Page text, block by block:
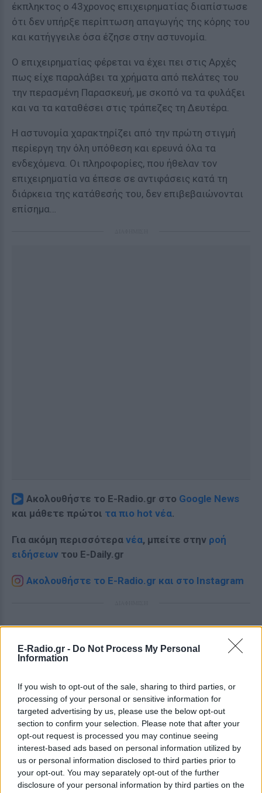
E-Radio.gr - Do Not Process My Personal
Information
If you wish to opt-out of the sale, sharing to third parties, or
processing of your personal or sensitive information for
targeted advertising by us, please use the below opt-out
section to confirm your selection. Please note that after your
opt-out request is processed you may continue seeing
interest-based ads based on personal information utilized by
us or personal information disclosed to third parties prior to
your opt-out. You may separately opt-out of the further
disclosure of your personal information by third parties on the
έκπληκτος ο 43χρονος επιχειρηματίας διαπίστωσε
ότι δεν υπήρξε περίπτωση απαγωγής της κόρης του
και κατήγγειλε όσα έζησε στην αστυνομία.
Ο επιχειρηματίας φέρεται να έχει πει στις Αρχές
πως είχε παραλάβει τα χρήματα από πελάτες του
την περασμένη Παρασκευή, με σκοπό να τα φυλάξει
και να τα καταθέσει στις τράπεζες τη Δευτέρα.
Η αστυνομία χαρακτηρίζει από την πρώτη στιγμή
περίεργη την όλη υπόθεση και ερευνά όλα τα
ενδεχόμενα. Οι πληροφορίες, που ήθελαν τον
επιχειρηματία να έπεσε σε αντιφάσεις κατά τη
διάρκεια της κατάθεσής του, δεν επιβεβαιώνονται
επίσημα…
Ακολουθήστε το E-Radio.gr στο Google News
και μάθετε πρώτοι τα πιο hot νέα.
Για ακόμη περισσότερα νέα, μπείτε στην ροή
ειδήσεων του E-Daily.gr
Ακολουθήστε το E-Radio.gr και στο Instagram